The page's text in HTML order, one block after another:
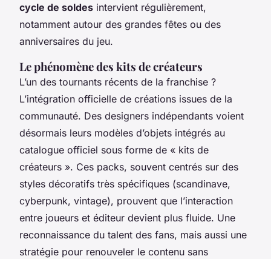
cycle de soldes intervient régulièrement,
notamment autour des grandes fêtes ou des
anniversaires du jeu.
Le phénomène des kits de créateurs
L’un des tournants récents de la franchise ?
L’intégration officielle de créations issues de la
communauté. Des designers indépendants voient
désormais leurs modèles d’objets intégrés au
catalogue officiel sous forme de « kits de
créateurs ». Ces packs, souvent centrés sur des
styles décoratifs très spécifiques (scandinave,
cyberpunk, vintage), prouvent que l’interaction
entre joueurs et éditeur devient plus fluide. Une
reconnaissance du talent des fans, mais aussi une
stratégie pour renouveler le contenu sans